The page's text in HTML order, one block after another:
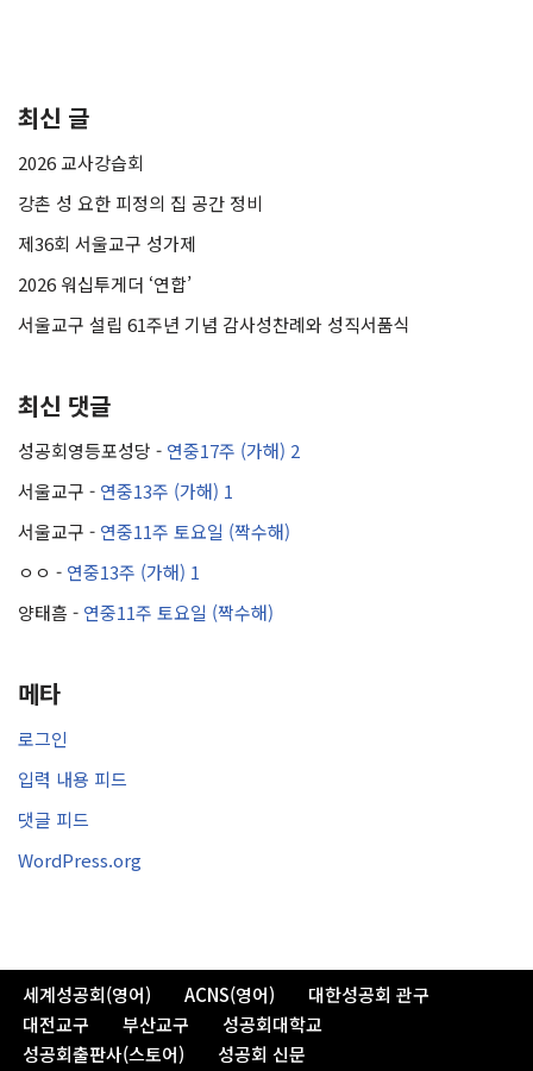
최신 글
2026 교사강습회
강촌 성 요한 피정의 집 공간 정비
제36회 서울교구 성가제
2026 워십투게더 ‘연합’
서울교구 설립 61주년 기념 감사성찬례와 성직서품식
최신 댓글
성공회영등포성당 - 연중17주 (가해) 2
서울교구 - 연중13주 (가해) 1
서울교구 - 연중11주 토요일 (짝수해)
ㅇㅇ - 연중13주 (가해) 1
양태흠 - 연중11주 토요일 (짝수해)
메타
로그인
입력 내용 피드
댓글 피드
WordPress.org
세계성공회(영어) ACNS(영어)
대한성공회 관구
대전교구
부산교구
성공회대학교
성공회출판사(스토어)
성공회 신문